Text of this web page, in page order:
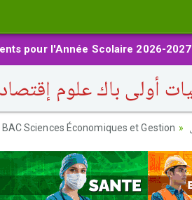
pour l'Année Scolaire 2026-2027
Sciences Économiques et Gestion